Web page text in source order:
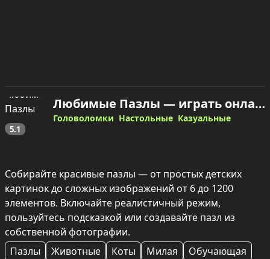
5.1
Любимые Пазлы — играть онлайн
Головоломки Настольные Казуальные
Собирайте красивые пазлы — от простых детских
картинок до сложных изображений от 6 до 1200
элементов. Включайте реалистичный режим,
пользуйтесь подсказкой или создавайте пазл из
собственной фотографии.
Пазлы
Животные Коты Милая
Обучающая